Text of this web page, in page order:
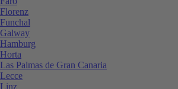
Florenz
Funchal
Galway
Hamburg
Horta
Las Palmas de Gran Canaria
Lecce
Linz